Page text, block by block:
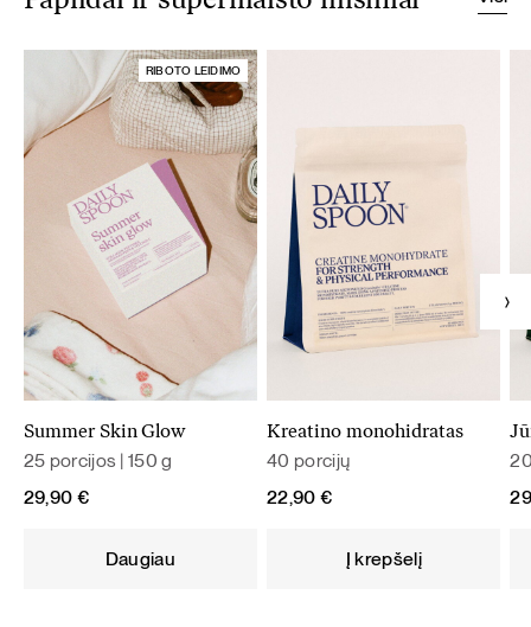
RIBOTO LEIDIMO
Summer Skin Glow
25 porcijos | 150 g
29,90 €
Daugiau
Kreatino monohidratas
40 porcijų
22,90 €
Į krepšelį